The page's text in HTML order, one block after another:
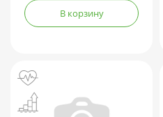
В корзину